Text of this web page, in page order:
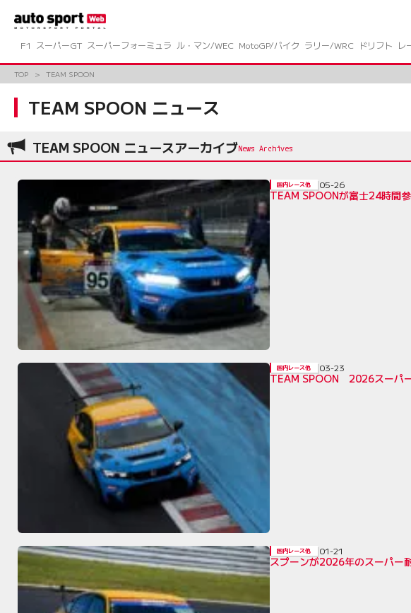
ツ
ス
F1
スーパーGT スーパーフォーミュラ ル・マン/WEC MotoGP/バイク ラリー/WRC ドリフト レ
TOP TEAM SPOON
TEAM SPOON ニュース
TEAM SPOON ニュースアーカイブ
TEAM SPOONが富士24時間
国内レース他 05-26
TEAM SPOON 2026スーパ
国内レース他 03-23
スプーンが2026年のスーパー
国内レース他 01-21